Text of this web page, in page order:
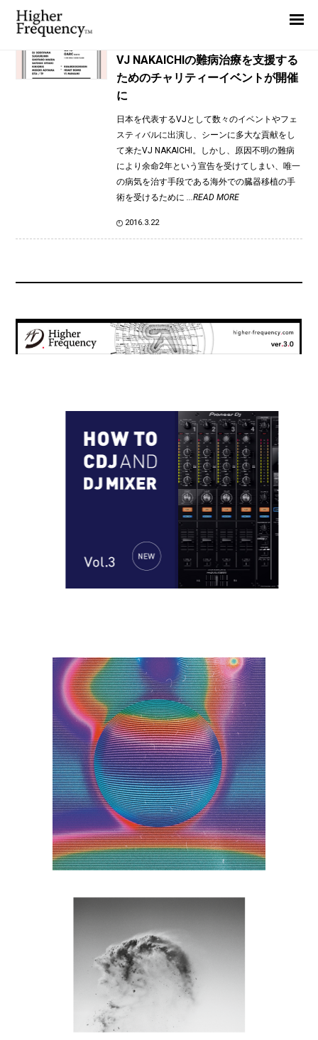
TAG: VJ NAKAICHI
VJ NAKAICHIの難病治療を支援する
ためのチャリティーイベントが開催
に
日本を代表するVJとして数々のイベントやフェ
スティバルに出演し、シーンに多大な貢献をし
て来たVJ NAKAICHI。しかし、原因不明の難病
により余命2年という宣告を受けてしまい、唯一
の病気を治す手段である海外での臓器移植の手
術を受けるために ...READ MORE
2016.3.22
News
Interview
Report